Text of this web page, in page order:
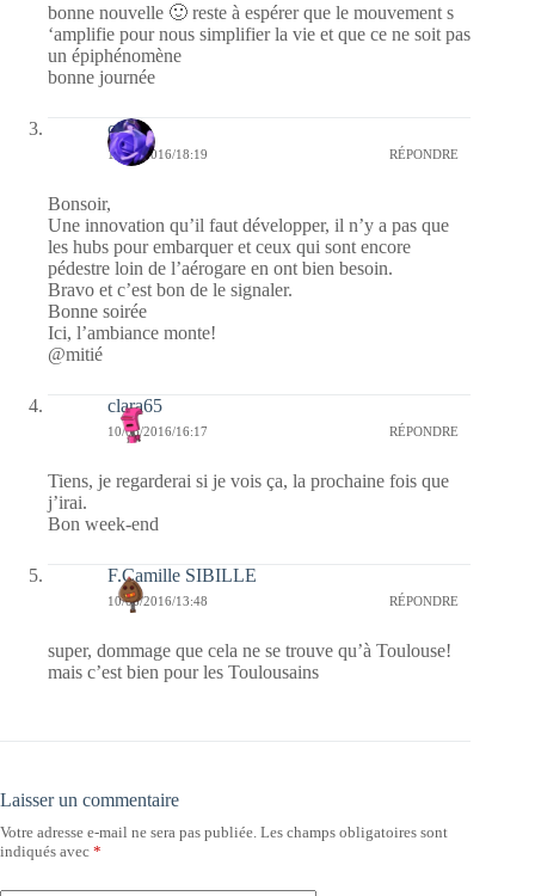
bonne nouvelle 🙂 reste à espérer que le mouvement s
‘amplifie pour nous simplifier la vie et que ce ne soit pas
un épiphénomène
bonne journée
covix
10/06/2016/18:19 RÉPONDRE
Bonsoir,
Une innovation qu’il faut développer, il n’y a pas que
les hubs pour embarquer et ceux qui sont encore
pédestre loin de l’aérogare en ont bien besoin.
Bravo et c’est bon de le signaler.
Bonne soirée
Ici, l’ambiance monte!
@mitié
clara65
10/06/2016/16:17 RÉPONDRE
Tiens, je regarderai si je vois ça, la prochaine fois que
j’irai.
Bon week-end
F.Camille SIBILLE
10/06/2016/13:48 RÉPONDRE
super, dommage que cela ne se trouve qu’à Toulouse!
mais c’est bien pour les Toulousains
Laisser un commentaire
Votre adresse e-mail ne sera pas publiée. Les champs obligatoires sont
indiqués avec *